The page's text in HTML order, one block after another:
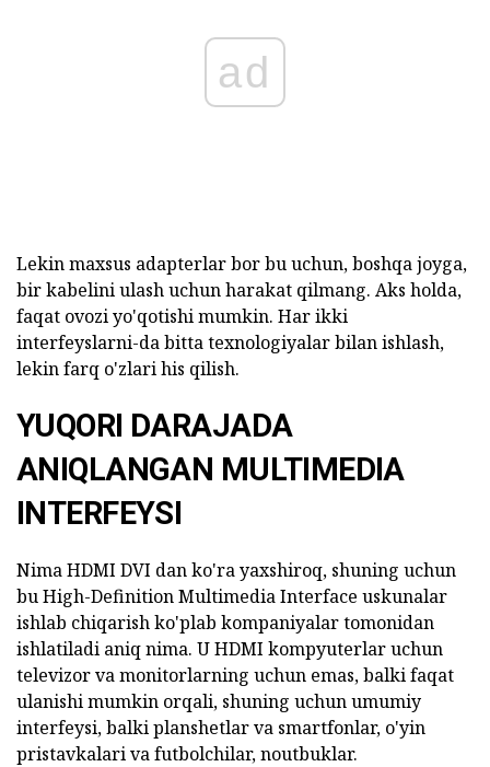
ad
Lekin maxsus adapterlar bor bu uchun, boshqa joyga,
bir kabelini ulash uchun harakat qilmang. Aks holda,
faqat ovozi yo'qotishi mumkin. Har ikki
interfeyslarni-da bitta texnologiyalar bilan ishlash,
lekin farq o'zlari his qilish.
YUQORI DARAJADA
ANIQLANGAN MULTIMEDIA
INTERFEYSI
Nima HDMI DVI dan ko'ra yaxshiroq, shuning uchun
bu High-Definition Multimedia Interface uskunalar
ishlab chiqarish ko'plab kompaniyalar tomonidan
ishlatiladi aniq nima. U HDMI kompyuterlar uchun
televizor va monitorlarning uchun emas, balki faqat
ulanishi mumkin orqali, shuning uchun umumiy
interfeysi, balki planshetlar va smartfonlar, o'yin
pristavkalari va futbolchilar, noutbuklar.